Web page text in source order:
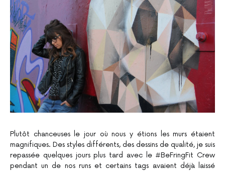
Plutôt chanceuses le jour où nous y étions les murs étaient
magnifiques. Des styles différents, des dessins de qualité, je suis
repassée quelques jours plus tard avec le #BeFringFit Crew
pendant un de nos runs et certains tags avaient déjà laissé